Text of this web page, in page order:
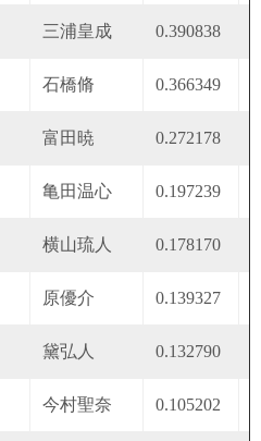
三浦皇成 0.390838
石橋脩 0.366349
富田暁 0.272178
亀田温心 0.197239
横山琉人 0.178170
原優介 0.139327
黛弘人 0.132790
今村聖奈 0.105202